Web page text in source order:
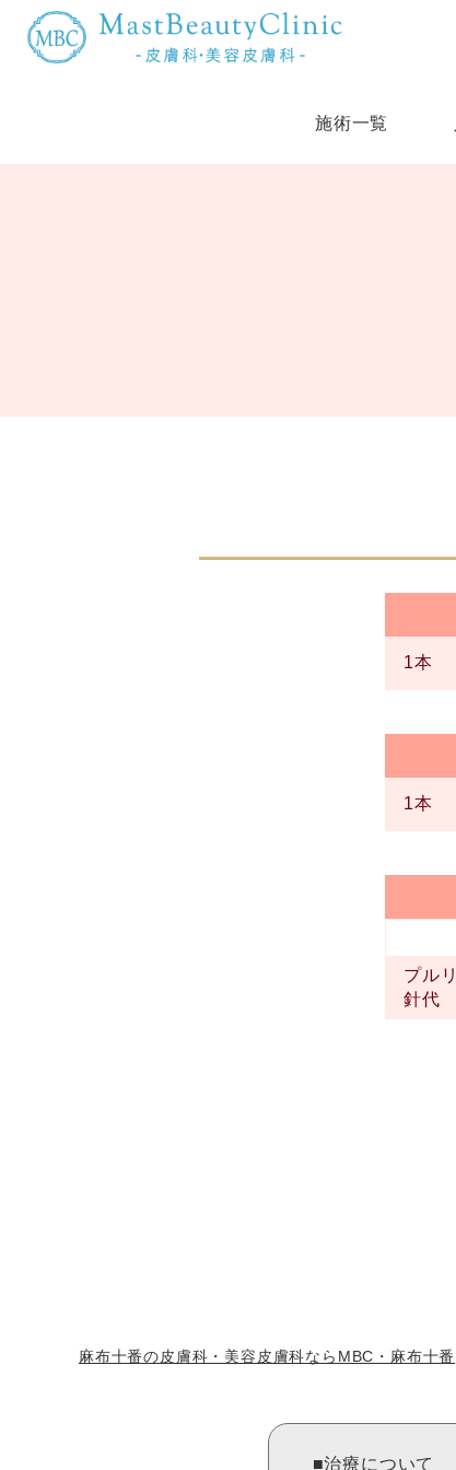
施術一覧
1本
1本
プル
針代
麻布十番の皮膚科・美容皮膚科ならMBC・麻布十番
■治療について